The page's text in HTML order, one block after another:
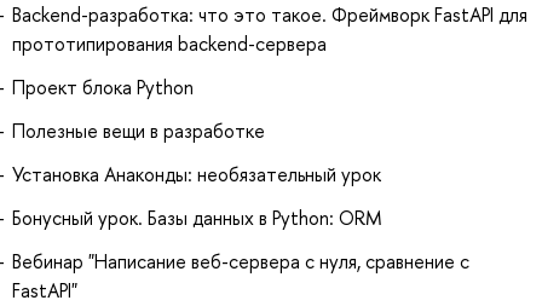
Backend-разработка: что это такое. Фреймворк FastAPI для
прототипирования backend-сервера
Проект блока Python
Полезные вещи в разработке
Установка Анаконды: необязательный урок
Бонусный урок. Базы данных в Python: ORM
Вебинар "Написание веб-сервера с нуля, сравнение с
FastAPI"